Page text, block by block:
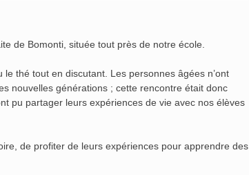
de Bomonti, située tout près de notre école.
thé tout en discutant. Les personnes âgées n’ont
nouvelles générations ; cette rencontre était donc
pu partager leurs expériences de vie avec nos élèves
de profiter de leurs expériences pour apprendre des